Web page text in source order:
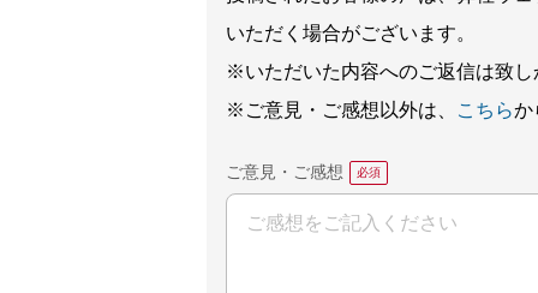
いただく場合がございます。
※いただいた内容へのご返信は致
※ご意見・ご感想以外は、
こちらか
ご意見・ご感想